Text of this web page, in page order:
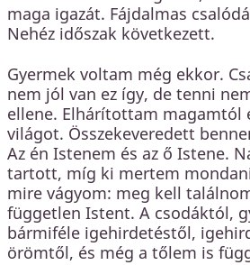
maga igazát. Fájdalmas
Nehéz időszak következett.
Gyermek voltam még ekkor.
nem jól van ez így, de tenni
ellene. Elhárítottam magamtól
világot. Összekeveredett
Az én Istenem és az ő Istene.
tartott, míg ki mertem
mire vágyom: meg kell
független Istent. A csodáktól,
bármiféle igehirdetéstől,
örömtől, és még a tőlem is